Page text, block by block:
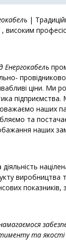
|
високим
Енергокабель
ціни. Ми
наших
та
наших
виробництва
показників,
та якості